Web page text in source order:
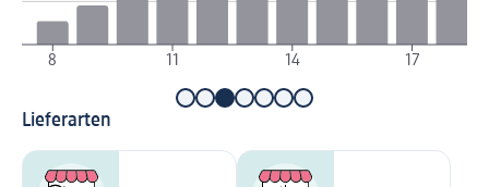
8 11 14 17
Lieferarten